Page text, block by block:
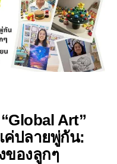
Art”
ค่ปลายพู่กัน:
องลูกๆ